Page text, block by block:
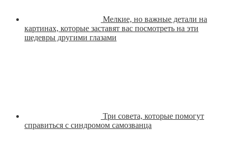
Мелкие, но важные детали на
картинах, которые заставят вас посмотреть на эти
шедевры другими глазами
Три совета, которые помогут
справиться с синдромом самозванца